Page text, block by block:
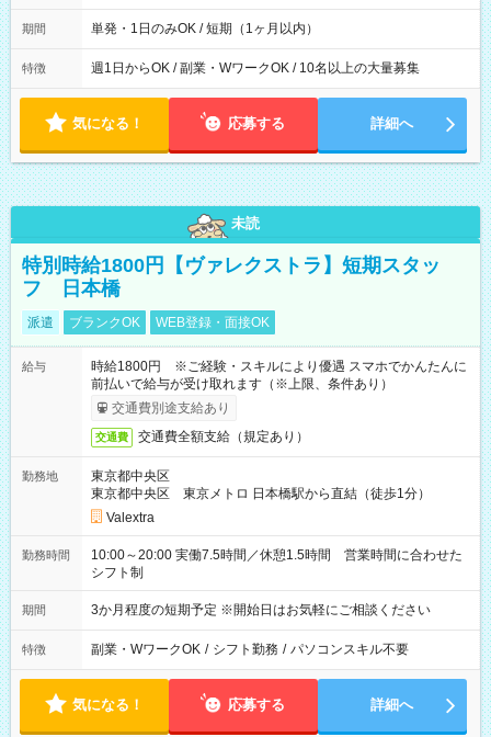
間は 試験により異なります。
期間 単発・1日のみOK / 短期（1ヶ月以内）
特徴 週1日からOK / 副業・WワークOK / 10名以上の大量募集
気になる！ 応募する 詳細へ
未読
特別時給1800円【ヴァレクストラ】短期スタッ
フ 日本橋
派遣 ブランクOK WEB登録・面接OK
給与
時給1800円 ※ご経験・スキルにより優遇 スマホでかんたんに
前払いで給与が受け取れます（※上限、条件あり）
交通費別途支給あり
交通費 交通費全額支給（規定あり）
勤務地
東京都中央区
東京都中央区 東京メトロ 日本橋駅から直結（徒歩1分）
Valextra
勤務時間
10:00～20:00 実働7.5時間／休憩1.5時間 営業時間に合わせた
シフト制
期間 3か月程度の短期予定 ※開始日はお気軽にご相談ください
特徴 副業・WワークOK / シフト勤務 / パソコンスキル不要
気になる！ 応募する 詳細へ